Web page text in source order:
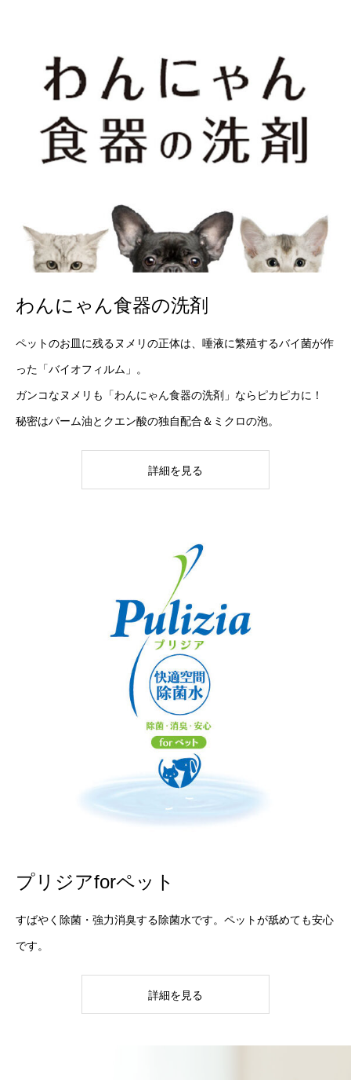
わんにゃん食器の洗剤
ペットのお皿に残るヌメリの正体は、唾液に繁殖するバイ菌が作
った「バイオフィルム」。
ガンコなヌメリも「わんにゃん食器の洗剤」ならピカピカに！
秘密はパーム油とクエン酸の独自配合＆ミクロの泡。
詳細を見る
プリジアforペット
すばやく除菌・強力消臭する除菌水です。ペットが舐めても安心
です。
詳細を見る